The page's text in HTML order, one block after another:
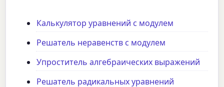
Калькулятор уравнений с модулем
Решатель неравенств с модулем
Упроститель алгебраических выражений
Решатель радикальных уравнений